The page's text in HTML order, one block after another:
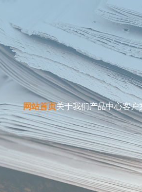
网站首页关于我们产品中心客户